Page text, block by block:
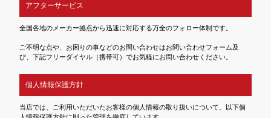
アフターサービス
全国各地のメーカー拠点から迅速に対応する万全のフォロー体制です。
ご不明な点や、お困りの事などのお問い合わせはお問い合わせフォーム及
び、下記フリーダイヤル（携帯可）でお気軽にお問い合わせください。
個人情報保護方針
当店では、ご利用いただいたお客様の個人情報の取り扱いについて、以下個